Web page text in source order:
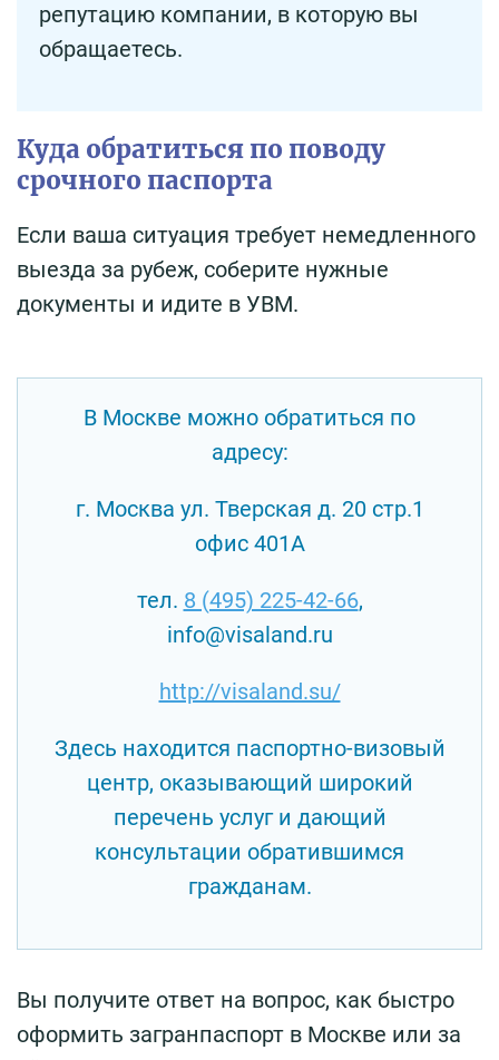
репутацию компании, в которую вы
обращаетесь.
Куда обратиться по поводу
срочного паспорта
Если ваша ситуация требует немедленного
выезда за рубеж, соберите нужные
документы и идите в УВМ.
В Москве можно обратиться по
адресу:
г. Москва ул. Тверская д. 20 стр.1
офис 401А
тел. 8 (495) 225-42-66,
info@visaland.ru
http://visaland.su/
Здесь находится паспортно-визовый
центр, оказывающий широкий
перечень услуг и дающий
консультации обратившимся
гражданам.
Вы получите ответ на вопрос, как быстро
оформить загранпаспорт в Москве или за